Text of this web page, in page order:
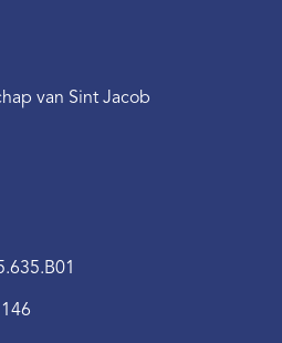
van Sint Jacob